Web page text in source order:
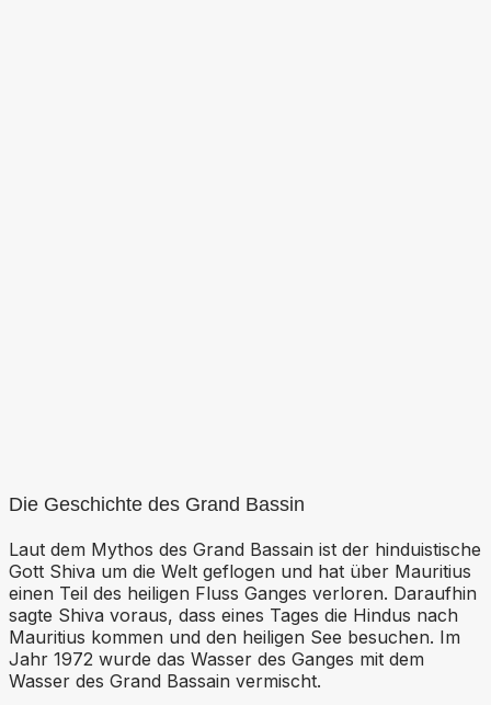
Die Geschichte des Grand Bassin
Laut dem Mythos des Grand Bassain ist der hinduistische
Gott Shiva um die Welt geflogen und hat über Mauritius
einen Teil des heiligen Fluss Ganges verloren. Daraufhin
sagte Shiva voraus, dass eines Tages die Hindus nach
Mauritius kommen und den heiligen See besuchen. Im
Jahr 1972 wurde das Wasser des Ganges mit dem
Wasser des Grand Bassain vermischt.